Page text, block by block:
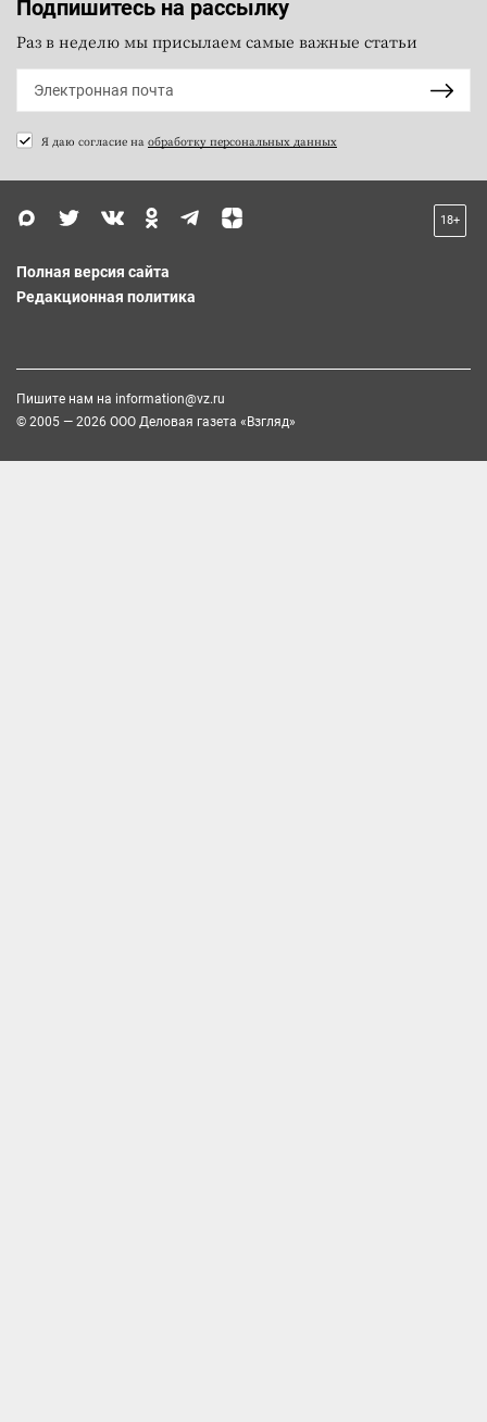
Подпишитесь на рассылку
Раз в неделю мы присылаем самые важные статьи
Я даю согласие на обработку персональных данных
18+
Полная версия сайта
Редакционная политика
Пишите нам на information@vz.ru
© 2005 — 2026 ООО Деловая газета «Взгляд»